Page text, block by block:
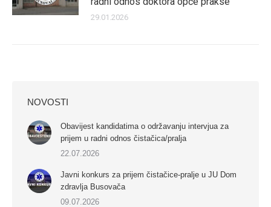
29.01.2026
NOVOSTI
Obavijest kandidatima o održavanju intervjua za
prijem u radni odnos čistačica/pralja
22.07.2026
Javni konkurs za prijem čistačice-pralje u JU Dom
zdravlja Busovača
09.07.2026